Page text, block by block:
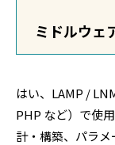
ミドルウェ
はい、LAMP /
PHP など）で使
計・構築、パラ